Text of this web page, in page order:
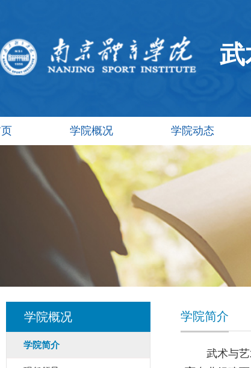
武
学院概况 学院动态
学院概况
学院简介
学院简介
武术与